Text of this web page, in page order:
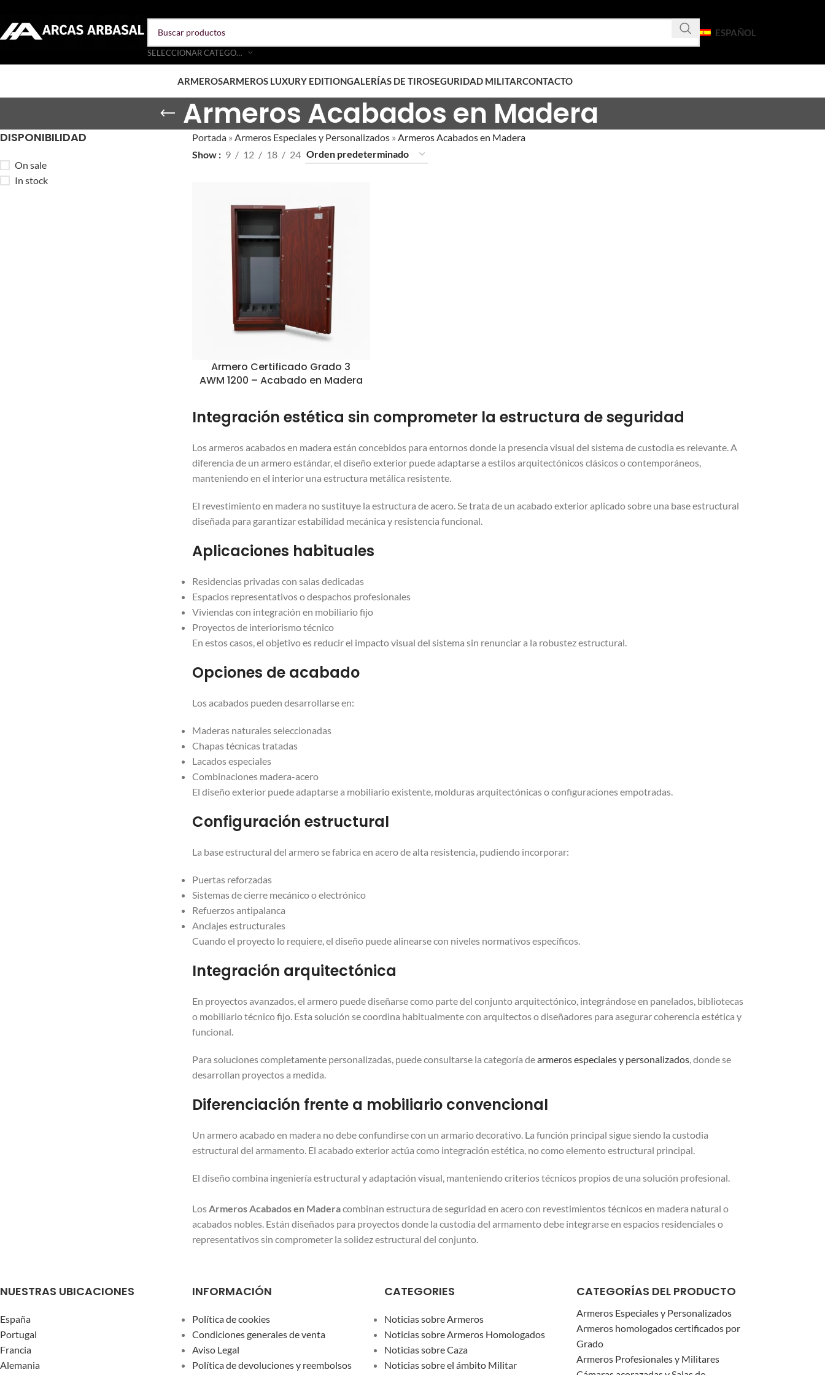
SELECCIONAR CATEGORÍA
ESPAÑOL
ARMEROSARMEROS LUXURY EDITIONGALERÍAS DE TIROSEGURIDAD MILITARCONTACTO
Armeros Acabados en Madera
DISPONIBILIDAD
On sale
In stock
Portada» Armeros Especiales y Personalizados» Armeros Acabados en Madera
Show
9 12 18 24
Armero Certificado Grado 3
AWM 1200 – Acabado en Madera
Integración estética sin comprometer la estructura de seguridad
Los armeros acabados en madera están concebidos para entornos donde la presencia visual del sistema de custodia es relevante. A
diferencia de un armero estándar, el diseño exterior puede adaptarse a estilos arquitectónicos clásicos o contemporáneos,
manteniendo en el interior una estructura metálica resistente.
El revestimiento en madera no sustituye la estructura de acero. Se trata de un acabado exterior aplicado sobre una base estructural
diseñada para garantizar estabilidad mecánica y resistencia funcional.
Aplicaciones habituales
Residencias privadas con salas dedicadas
Espacios representativos o despachos profesionales
Viviendas con integración en mobiliario fijo
Proyectos de interiorismo técnico
En estos casos, el objetivo es reducir el impacto visual del sistema sin renunciar a la robustez estructural.
Opciones de acabado
Los acabados pueden desarrollarse en:
Maderas naturales seleccionadas
Chapas técnicas tratadas
Lacados especiales
Combinaciones madera-acero
El diseño exterior puede adaptarse a mobiliario existente, molduras arquitectónicas o configuraciones empotradas.
Configuración estructural
La base estructural del armero se fabrica en acero de alta resistencia, pudiendo incorporar:
Puertas reforzadas
Sistemas de cierre mecánico o electrónico
Refuerzos antipalanca
Anclajes estructurales
Cuando el proyecto lo requiere, el diseño puede alinearse con niveles normativos específicos.
Integración arquitectónica
En proyectos avanzados, el armero puede diseñarse como parte del conjunto arquitectónico, integrándose en panelados, bibliotecas
o mobiliario técnico fijo. Esta solución se coordina habitualmente con arquitectos o diseñadores para asegurar coherencia estética y
funcional.
Para soluciones completamente personalizadas, puede consultarse la categoría dearmeros especiales y personalizados, donde se
desarrollan proyectos a medida.
Diferenciación frente a mobiliario convencional
Un armero acabado en madera no debe confundirse con un armario decorativo. La función principal sigue siendo la custodia
estructural del armamento. El acabado exterior actúa como integración estética, no como elemento estructural principal.
El diseño combina ingeniería estructural y adaptación visual, manteniendo criterios técnicos propios de una solución profesional.
Los Armeros Acabados en Maderacombinan estructura de seguridad en acero con revestimientos técnicos en madera natural o
acabados nobles. Están diseñados para proyectos donde la custodia del armamento debe integrarse en espacios residenciales o
representativos sin comprometer la solidez estructural del conjunto.
NUESTRAS UBICACIONES
España
Portugal
Francia
Alemania
INFORMACIÓN
Política de cookies
Condiciones generales de venta
Aviso Legal
Política de devoluciones y reembolsos
CATEGORIES
Noticias sobre Armeros
Noticias sobre Armeros Homologados
Noticias sobre Caza
Noticias sobre el ámbito Militar
CATEGORÍAS DEL PRODUCTO
Armeros Especiales y Personalizados
Armeros homologados certificados por
Grado
Armeros Profesionales y Militares